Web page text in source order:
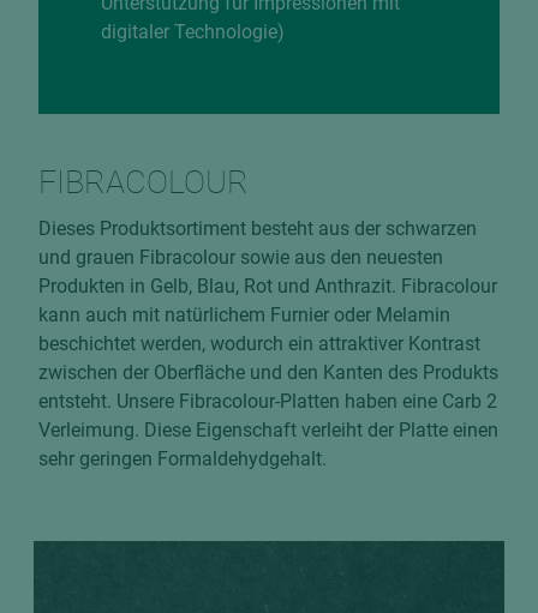
digitaler Technologie)
FIBRACOLOUR
Dieses Produktsortiment besteht aus der schwarzen
und grauen Fibracolour sowie aus den neuesten
Produkten in Gelb, Blau, Rot und Anthrazit. Fibracolour
kann auch mit natürlichem Furnier oder Melamin
beschichtet werden, wodurch ein attraktiver Kontrast
zwischen der Oberfläche und den Kanten des Produkts
entsteht. Unsere Fibracolour-Platten haben eine Carb 2
Verleimung. Diese Eigenschaft verleiht der Platte einen
sehr geringen Formaldehydgehalt.